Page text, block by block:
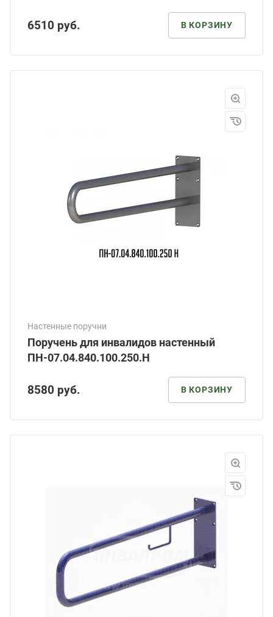
6510 руб. В КОРЗИНУ
Настенные поручни
Поручень для инвалидов настенный
ПН-07.04.840.100.250.Н
8580 руб. В КОРЗИНУ